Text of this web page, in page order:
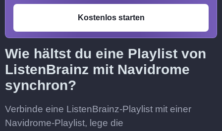
Kostenlos starten
Wie hältst du eine Playlist von
ListenBrainz mit Navidrome
synchron?
Verbinde eine ListenBrainz-Playlist mit einer
Navidrome-Playlist, lege die